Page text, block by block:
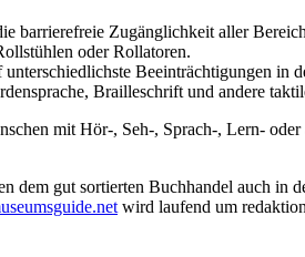
barrierefreie Zugänglichkeit aller
oder Rollatoren.
Beeinträchtigungen
Brailleschrift und andere
mit Hör-, Seh-, Sprach-, Lern-
gut sortierten Buchhandel auch in
wird laufend um